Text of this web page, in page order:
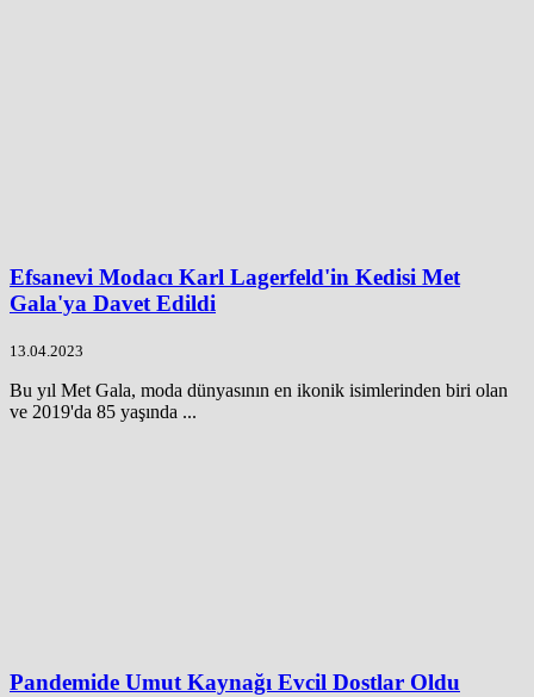
Efsanevi Modacı Karl Lagerfeld'in Kedisi Met
Gala'ya Davet Edildi
13.04.2023
Bu yıl Met Gala, moda dünyasının en ikonik isimlerinden biri olan
ve 2019'da 85 yaşında ...
Pandemide Umut Kaynağı Evcil Dostlar Oldu